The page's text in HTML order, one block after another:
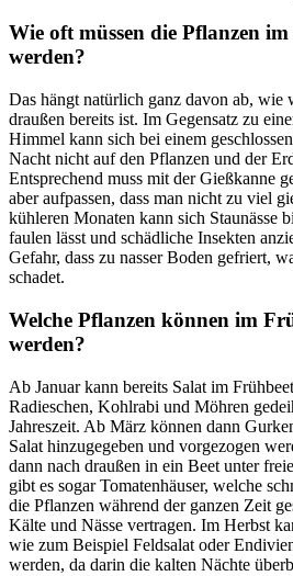
Wie oft müssen die Pflanzen
werden?
Das hängt natürlich ganz davon ab, wie
draußen bereits ist. Im Gegensatz zu
Himmel kann sich bei einem
Nacht nicht auf den Pflanzen und der
Entsprechend muss mit der Gießkanne
aber aufpassen, dass man nicht zu viel
kühleren Monaten kann sich Staunässe
faulen lässt und schädliche Insekten
Gefahr, dass zu nasser Boden gefriert,
schadet.
Welche Pflanzen können im
werden?
Ab Januar kann bereits Salat im
Radieschen, Kohlrabi und Möhren
Jahreszeit. Ab März können dann
Salat hinzugegeben und vorgezogen
dann nach draußen in ein Beet unter
gibt es sogar Tomatenhäuser, welche
die Pflanzen während der ganzen Zeit
Kälte und Nässe vertragen. Im Herbst
wie zum Beispiel Feldsalat oder
werden, da darin die kalten Nächte